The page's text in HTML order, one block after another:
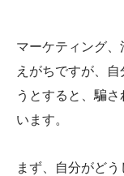
マーケティング
えがちですが、
うとすると、騙
います。
まず、自分がど